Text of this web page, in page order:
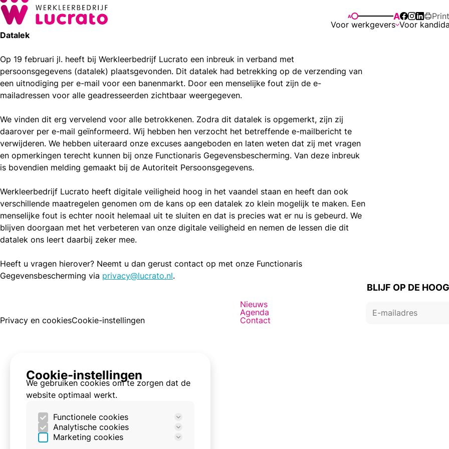
Cookie-instellingen
We gebruiken cookies om te zorgen dat de
website optimaal werkt.
Functionele cookies
Deze cookies zijn nodig om de site goed
te laten werken.
Analytische cookies
Deze cookies worden gebruikt om het
Marketing cookies
A A
Voor werkgevers Voor
Datalek
Op 19 februari jl. heeft bij Werkleerbedrijf Lucrato een inbreuk in verband met
persoonsgegevens (datalek) plaatsgevonden. Dit datalek had betrekking op de verzending van
een uitnodiging per e-mail voor een banenmarkt. Door een menselijke fout zijn de e-
mailadressen voor alle geadresseerden zichtbaar weergegeven.
We vinden dit erg vervelend voor alle betrokkenen. Zodra dit datalek is opgemerkt, zijn zij
daarover per e-mail geïnformeerd. Wij hebben hen verzocht het betreffende e-mailbericht te
verwijderen. We hebben uiteraard onze excuses aangeboden en laten weten dat zij met vragen
en opmerkingen terecht kunnen bij onze Functionaris Gegevensbescherming. Van deze inbreuk
is bovendien melding gemaakt bij de Autoriteit Persoonsgegevens.
Werkleerbedrijf Lucrato heeft digitale veiligheid hoog in het vaandel staan en heeft dan ook
verschillende maatregelen genomen om de kans op een datalek zo klein mogelijk te maken. Een
menselijke fout is echter nooit helemaal uit te sluiten en dat is precies wat er nu is gebeurd. We
blijven doorgaan met het verbeteren van onze digitale veiligheid en nemen de lessen die dit
datalek ons leert daarbij zeker mee.
Heeft u vragen hierover? Neemt u dan gerust contact op met onze Functionaris
Gegevensbescherming via privacy@lucrato.nl.
Privacy en cookiesCookie-instellingen
Nieuws
Agenda
Contact
BLIJF OP DE